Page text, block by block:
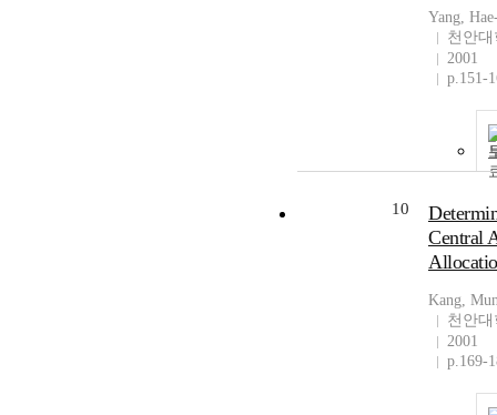
Yang,
천안
2001
p.151-
10
Central
Kang,
천안
2001
p.169-